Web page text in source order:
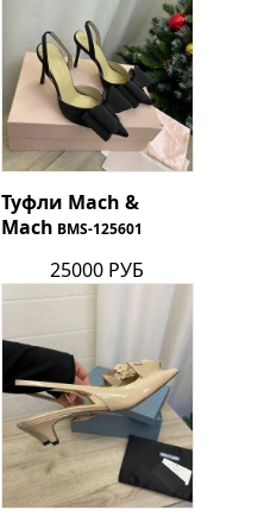
Туфли Mach &
Mach BMS-125601
25000 РУБ